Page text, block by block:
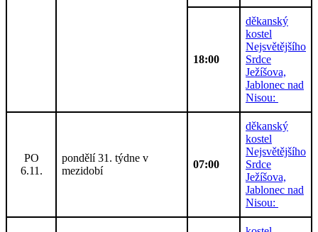
18:00
děkanský
kostel
Nejsvětějšího
Srdce
Ježíšova,
Jablonec nad
Nisou:
PO
6.11.
pondělí 31. týdne v
mezidobí
07:00
děkanský
kostel
Nejsvětějšího
Srdce
Ježíšova,
Jablonec nad
Nisou: